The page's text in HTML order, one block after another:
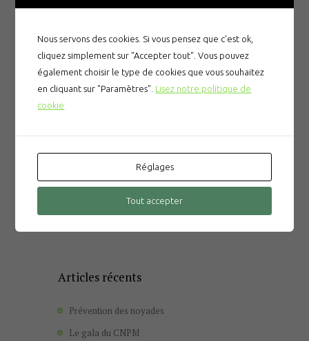
30 AOÛT 2024
Les dates importantes de la rentrée
2 MAI 2025
Articles récents
Prévention des noyades
Le gala du CNPM
Nous servons des cookies. Si vous pensez que c'est ok,
cliquez simplement sur "Accepter tout". Vous pouvez
également choisir le type de cookies que vous souhaitez
en cliquant sur "Paramètres". Lisez notre politique de
cookie
Réglages
Tout accepter